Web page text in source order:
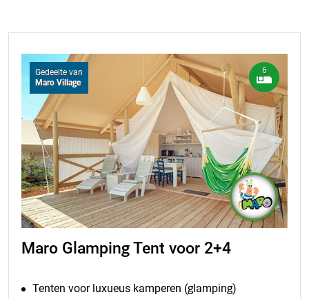
Gedeelte van
Maro Village
6
Maro Glamping Tent voor 2+4
Tenten voor luxueus kamperen (glamping)